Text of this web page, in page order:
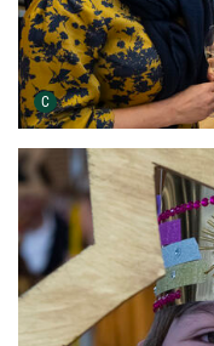
C Urheber der Grafik: